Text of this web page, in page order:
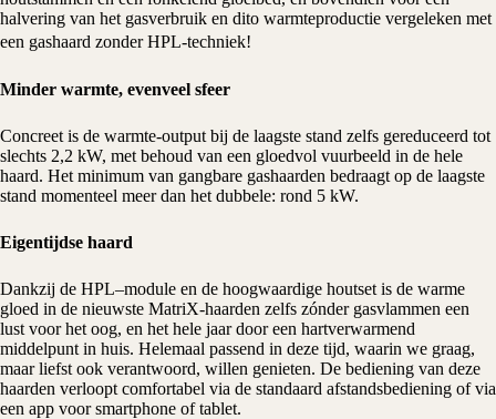
halvering van het gasverbruik en dito warmteproductie vergeleken met
een gashaard zonder HPL-techniek!
Minder warmte, evenveel sfeer
Concreet is de warmte-output bij de laagste stand zelfs gereduceerd tot
slechts 2,2 kW, met behoud van een gloedvol vuurbeeld in de hele
haard. Het minimum van gangbare gashaarden bedraagt op de laagste
stand momenteel meer dan het dubbele: rond 5 kW.
Eigentijdse haard
Dankzij de HPL–module en de hoogwaardige houtset is de warme
gloed in de nieuwste MatriX-haarden zelfs zónder gasvlammen een
lust voor het oog, en het hele jaar door een hartverwarmend
middelpunt in huis. Helemaal passend in deze tijd, waarin we graag,
maar liefst ook verantwoord, willen genieten. De bediening van deze
haarden verloopt comfortabel via de standaard afstandsbediening of via
een app voor smartphone of tablet.